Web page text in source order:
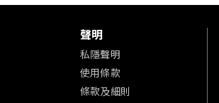
聲明
私隱聲明
使用條款
條款及細則